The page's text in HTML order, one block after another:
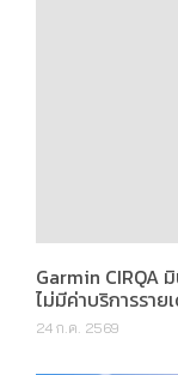
Garmin CIRQA
ไม่มีค่าบริการราย
24 ก.ค. 2569